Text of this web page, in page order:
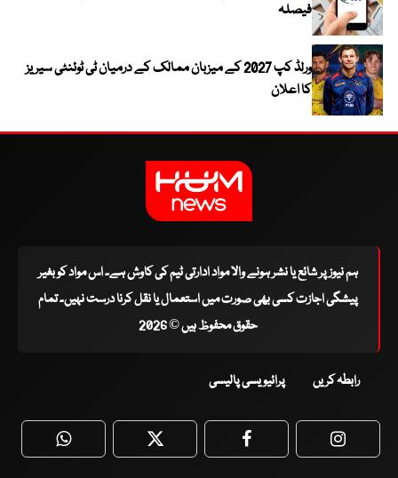
فیصلہ
ورلڈ کپ 2027 کے میزبان ممالک کے درمیان ٹی ٹوئنٹی سیریز
کا اعلان
ہم نیوز پر شائع یا نشر ہونے والا مواد ادارتی ٹیم کی کاوش ہے۔ اس مواد کو بغیر
پیشگی اجازت کسی بھی صورت میں استعمال یا نقل کرنا درست نہیں۔ تمام
حقوق محفوظ ہیں © 2026
رابطہ کریں پرائیویسی پالیسی
WhatsApp Twitter Facebook